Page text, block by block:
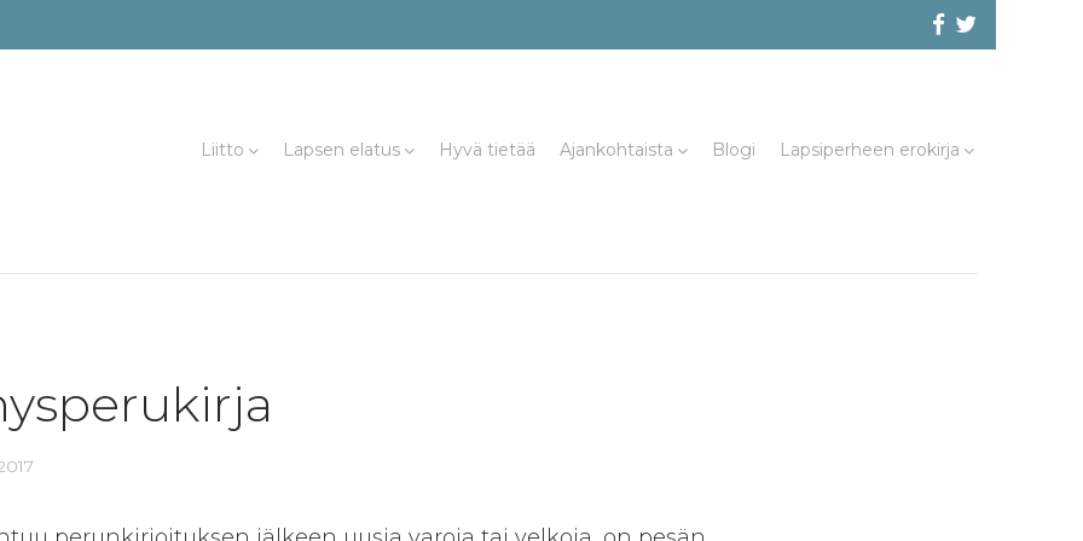
Facebook
@evliitto
Liitto Lapsen elatus Hyvä tietää Ajankohtaista Blogi Lapsiperheen erokirja